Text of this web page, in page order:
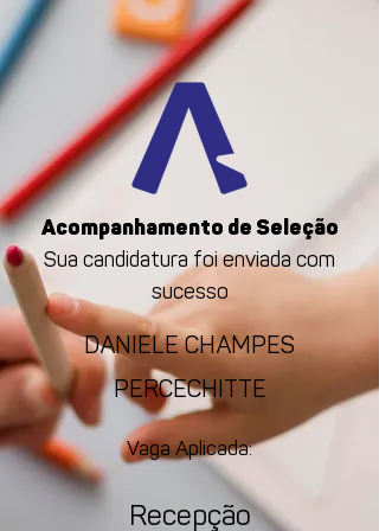
Acompanhamento de Seleção
Sua candidatura foi enviada com
sucesso
DANIELE CHAMPES
PERCECHITTE
Vaga Aplicada:
Recepção